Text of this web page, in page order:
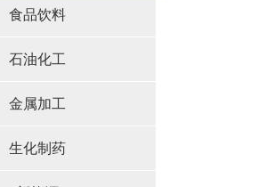
食品饮料
石油化工
金属加工
生化制药